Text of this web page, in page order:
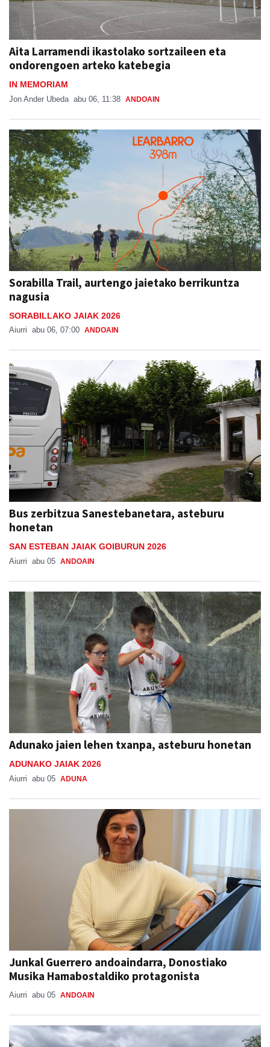
Aita Larramendi ikastolako sortzaileen eta
ondorengoen arteko katebegia
IN MEMORIAM
Jon Ander Ubeda abu 06, 11:38 ANDOAIN
Sorabilla Trail, aurtengo jaietako berrikuntza
nagusia
SORABILLAKO JAIAK 2026
Aiurri abu 06, 07:00 ANDOAIN
Bus zerbitzua Sanestebanetara, asteburu
honetan
SAN ESTEBAN JAIAK GOIBURUN 2026
Aiurri abu 05 ANDOAIN
Adunako jaien lehen txanpa, asteburu honetan
ADUNAKO JAIAK 2026
Aiurri abu 05 ADUNA
Junkal Guerrero andoaindarra, Donostiako
Musika Hamabostaldiko protagonista
Aiurri abu 05 ANDOAIN